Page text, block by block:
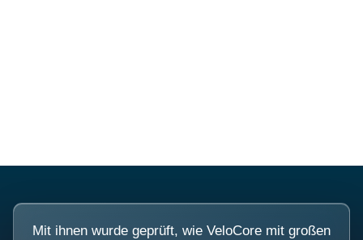
Mit ihnen wurde geprüft, wie VeloCore mit großen